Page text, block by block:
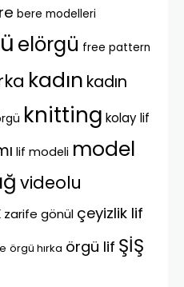
bere modelleri
elörgü free pattern
kadın kadın
knitting kolay lif
lif modeli model
videolu
zarife gönül çeyizlik lif
örgü hırka örgü lif ŞİŞ